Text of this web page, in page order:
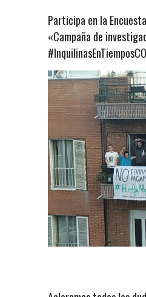
Participa en la Encuesta
«Campaña de